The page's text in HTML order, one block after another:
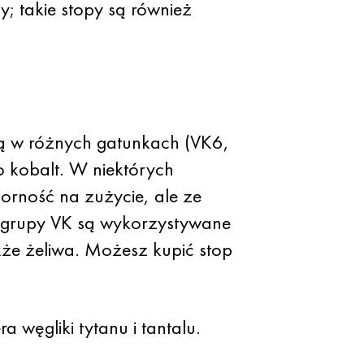
takie stopy są również
w różnych gatunkach (VK6,
kobalt. W niektórych
na zużycie, ale ze
VK są wykorzystywane
żeliwa. Możesz kupić stop
węgliki tytanu i tantalu.